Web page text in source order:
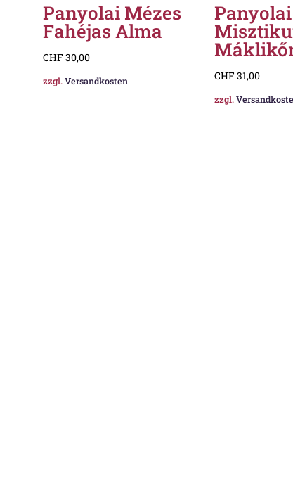
Panyolai Mézes
Fahéjas Alma
CHF 30,00
zzgl.Versandkosten
Panyolai
CHF 31,00
zzgl.